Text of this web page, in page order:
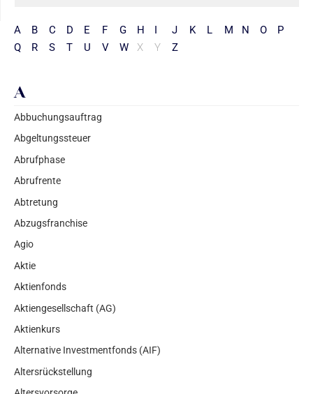
A B C D E F G H J K L M N O
P
Q
R S T U V W X Y Z
A
Abbuchungsauftrag
Abgeltungssteuer
Abrufphase
Abrufrente
Abtretung
Abzugsfranchise
Agio
Aktie
Aktienfonds
Aktiengesellschaft (AG)
Aktienkurs
Alternative Investmentfonds (AIF)
Altersrückstellung